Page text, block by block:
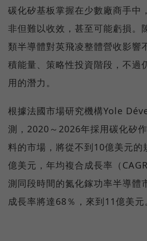
碳化矽基板掌握在少數廠商手中
非但難以收效，甚至可能虧損。
類半導體對英飛凌整體營收影響
積能量、策略性投資階段，不過
用的潛力。
根據法國市場研究機構Yole
測，2020～2026年採用碳化矽
料的市場，將從不到10億美元的
億美元，年均複合成長率（
測同段時間的氮化鎵功率半導體
成長率將達68％，來到11億美元